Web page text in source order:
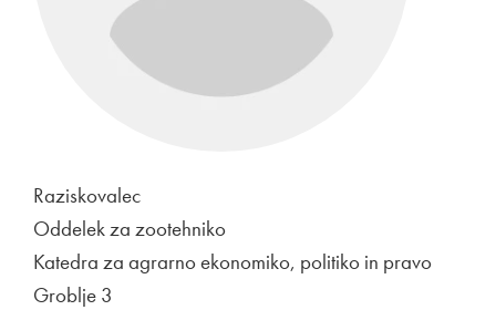
Raziskovalec
Oddelek za zootehniko
Katedra za agrarno ekonomiko, politiko in pravo
Groblje 3